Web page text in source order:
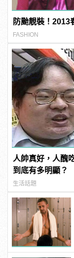
防颱靚裝！2013
FASHION
人帥真好，人醜
到底有多明顯？
生活話題